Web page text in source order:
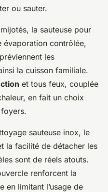
ou sauter.
la sauteuse pour
évaporation contrôlée,
les
la cuisson familiale.
et tous feux, couplée
en fait un choix
sauteuse inox, le
la facilité de détacher les
sont de réels atouts.
renforcent la
en limitant l’usage de